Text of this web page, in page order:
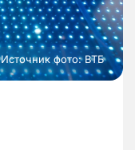
Источник фото: ВТБ